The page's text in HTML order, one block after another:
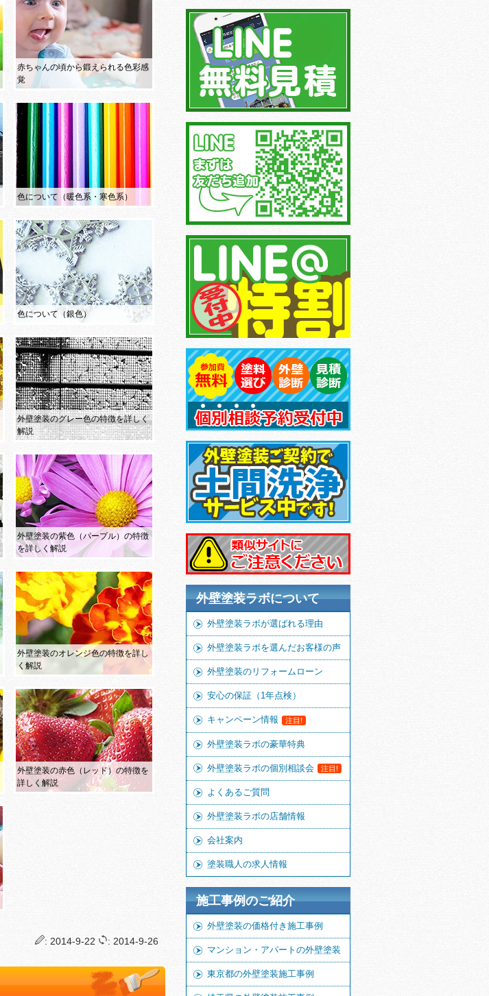
赤ちゃんの頃から鍛えられる色彩感
覚
色について（暖色系・寒色系）
色について（銀色）
外壁塗装のグレー色の特徴を詳しく
解説
外壁塗装の紫色（パープル）の特徴
を詳しく解説
外壁塗装のオレンジ色の特徴を詳し
く解説
外壁塗装の赤色（レッド）の特徴を
詳しく解説
: 2014-9-22 : 2014-9-26
外壁塗装ラボについて
外壁塗装ラボが選ばれる理由
外壁塗装ラボを選んだお客様の声
外壁塗装のリフォームローン
安心の保証（1年点検）
キャンペーン情報 注目!
外壁塗装ラボの豪華特典
外壁塗装ラボの個別相談会 注目!
よくあるご質問
外壁塗装ラボの店舗情報
会社案内
塗装職人の求人情報
施工事例のご紹介
外壁塗装の価格付き施工事例
マンション・アパートの外壁塗装
東京都の外壁塗装施工事例